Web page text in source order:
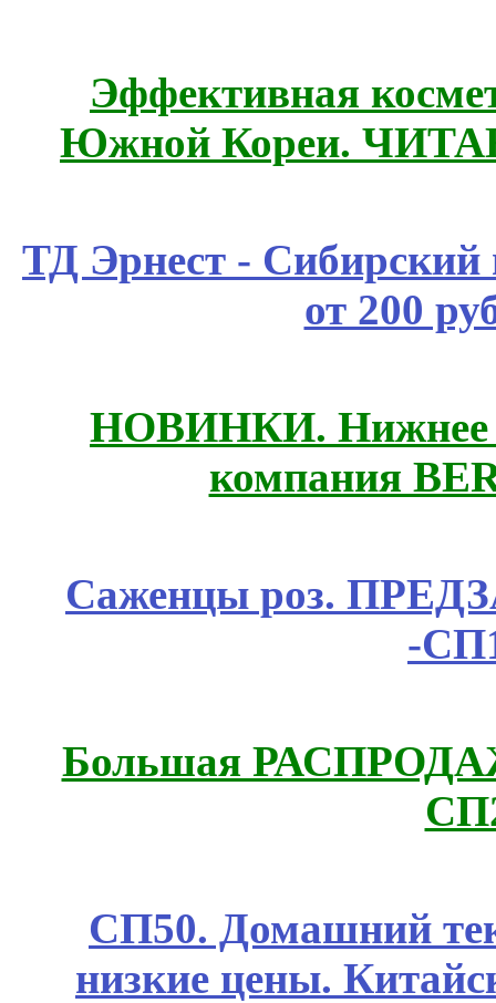
Эффективная
Южной Кореи.
ТД Эрнест - Сибирский
от 200
НОВИНКИ. Нижнее
компания
Саженцы роз.
-
Большая
СП50. Домашний
низкие цены.